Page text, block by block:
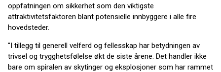
oppfatningen om sikkerhet som den viktigste
attraktivitetsfaktoren blant potensielle innbyggere i alle fire
hovedsteder.
"I tillegg til generell velferd og fellesskap har betydningen av
trivsel og trygghetsfølelse økt de siste årene. Det handler ikke
bare om spiralen av skytinger og eksplosjoner som har rammet